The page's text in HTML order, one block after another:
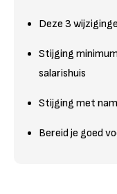
Deze 3
Stijging
salarishuis
Stijging met
Bereid je goed